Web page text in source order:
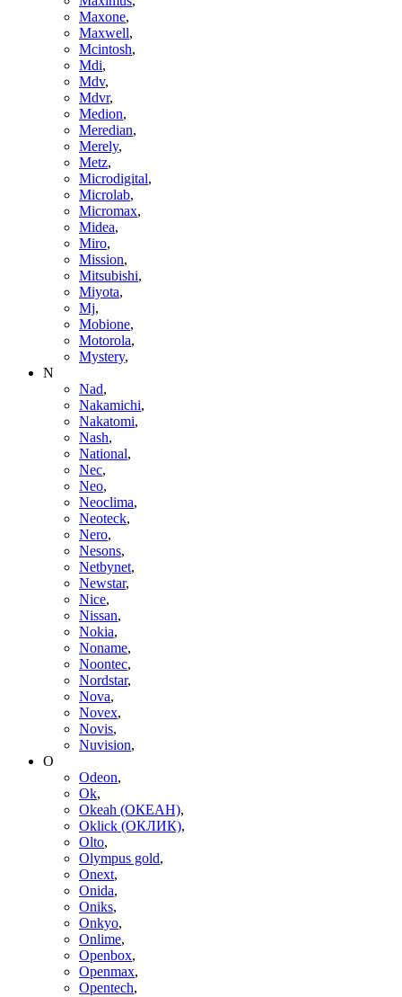
Maxone,
Maxwell,
Mcintosh,
Mdi,
Mdv,
Mdvr,
Medion,
Meredian,
Merely,
Metz,
Microdigital,
Microlab,
Micromax,
Midea,
Miro,
Mission,
Mitsubishi,
Miyota,
Mj,
Mobione,
Motorola,
Mystery,
N
Nad,
Nakamichi,
Nakatomi,
Nash,
National,
Nec,
Neo,
Neoclima,
Neoteck,
Nero,
Nesons,
Netbynet,
Newstar,
Nice,
Nissan,
Nokia,
Noname,
Noontec,
Nordstar,
Nova,
Novex,
Novis,
Nuvision,
O
Odeon,
Ok,
Okeah (ОКЕАН),
Oklick (ОКЛИК),
Olto,
Olympus gold,
Onext,
Onida,
Oniks,
Onkyo,
Onlime,
Openbox,
Openmax,
Opentech,